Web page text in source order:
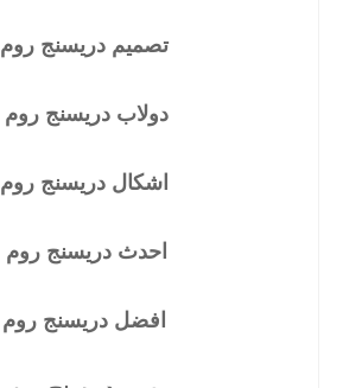
تصميم دريسنج روم
دولاب دريسنج روم
اشكال دريسنج روم
احدث دريسنج روم
افضل دريسنج روم